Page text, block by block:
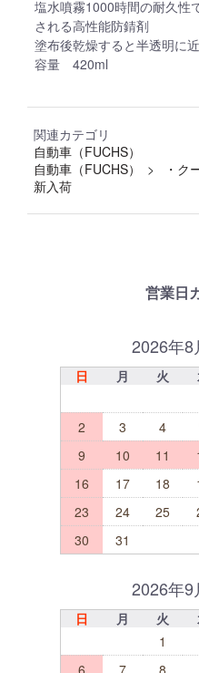
塩水噴霧1000時間の耐久性
される高性能防錆剤
塗布後乾燥すると半透明に
容量 420ml
関連カテゴリ
自動車（FUCHS）
自動車（FUCHS）
・ク
新入荷
営業日
2026年8
日 月 火
2
3 4
9
10 11
16
17 18
23
24 25
30
31
2026年9
日 月 火
1
6
7 8